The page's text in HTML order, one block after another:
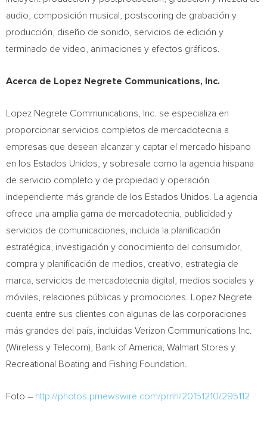
audio, composición musical, postscoring de grabación y
producción, diseño de sonido, servicios de edición y
terminado de video, animaciones y efectos gráficos.
Acerca de Lopez Negrete Communications, Inc.
Lopez Negrete Communications, Inc. se especializa en
proporcionar servicios completos de mercadotecnia a
empresas que desean alcanzar y captar el mercado hispano
en los Estados Unidos, y sobresale como la agencia hispana
de servicio completo y de propiedad y operación
independiente más grande de los Estados Unidos. La agencia
ofrece una amplia gama de mercadotecnia, publicidad y
servicios de comunicaciones, incluida la planificación
estratégica, investigación y conocimiento del consumidor,
compra y planificación de medios, creativo, estrategia de
marca, servicios de mercadotecnia digital, medios sociales y
móviles, relaciones públicas y promociones.
Lopez Negrete
cuenta entre sus clientes con algunas de las corporaciones
más grandes del país, incluidas Verizon Communications Inc.
(Wireless y Telecom), Bank of America, Walmart Stores y
Recreational Boating and Fishing Foundation.
Foto – http://photos.prnewswire.com/prnh/20151210/295112